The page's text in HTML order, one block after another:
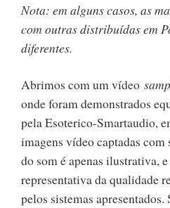
Nota: em alguns casos, as
com outras distribuídas em
diferentes.
Abrimos com um vídeo
onde foram demonstrados
pela Esoterico-Smartaudio,
imagens vídeo captadas
do som é apenas ilustrativa,
representativa da qualidade
pelos sistemas apresentados.